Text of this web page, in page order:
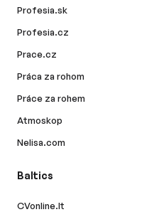
Profesia.sk
Profesia.cz
Prace.cz
Práca za rohom
Práce za rohem
Atmoskop
Nelisa.com
Baltics
CVonline.lt